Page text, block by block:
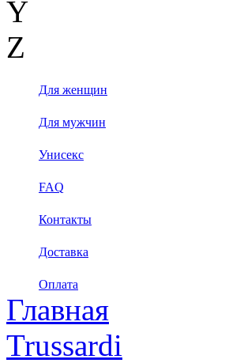
Y
Z
Для женщин
Для мужчин
Унисекс
FAQ
Контакты
Доставка
Оплата
Главная
Trussardi